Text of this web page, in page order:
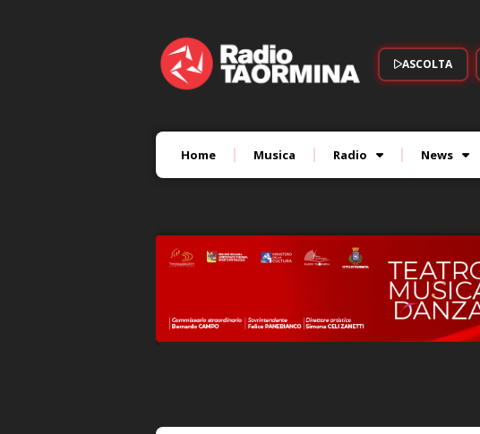
ASCOLTA
Home Musica Radio News